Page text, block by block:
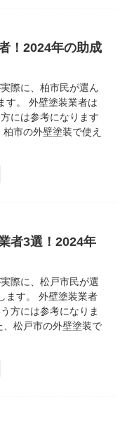
！2024年の助成
際に、柏市民が選ん
す。 外壁塗装業者は
には参考になります
市の外壁塗装で使え
者3選！2024年
際に、松戸市民が選
ます。 外壁塗装業者
方には参考になりま
松戸市の外壁塗装で